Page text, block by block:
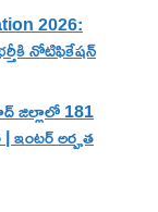
2026:
నోటిఫికేషన్
జిల్లాలో 181
ఇంటర్ అర్హత